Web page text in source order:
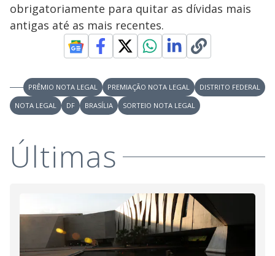
obrigatoriamente para quitar as dívidas mais
antigas até as mais recentes.
PRÊMIO NOTA LEGAL PREMIAÇÃO NOTA LEGAL
DISTRITO FEDERAL
NOTA LEGAL
DF BRASÍLIA SORTEIO NOTA LEGAL
Últimas